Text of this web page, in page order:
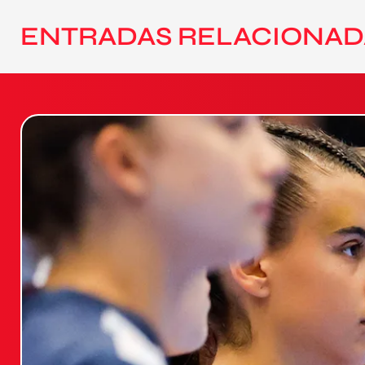
ENTRADAS